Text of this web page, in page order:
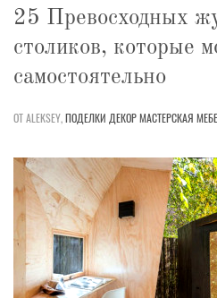
25 Превосходных
столиков, которые
самостоятельно
ОТ ALEKSEY,ПОДЕЛКИ ДЕКОРМАСТЕРСКАЯ